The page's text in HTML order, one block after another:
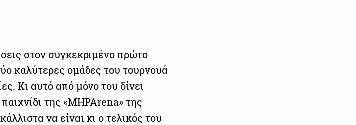
στον συγκεκριμένο πρώτο
καλύτερες ομάδες του τουρνουά
Κι αυτό από μόνο του δίνει
της «MHPArena» της
να είναι κι ο τελικός του